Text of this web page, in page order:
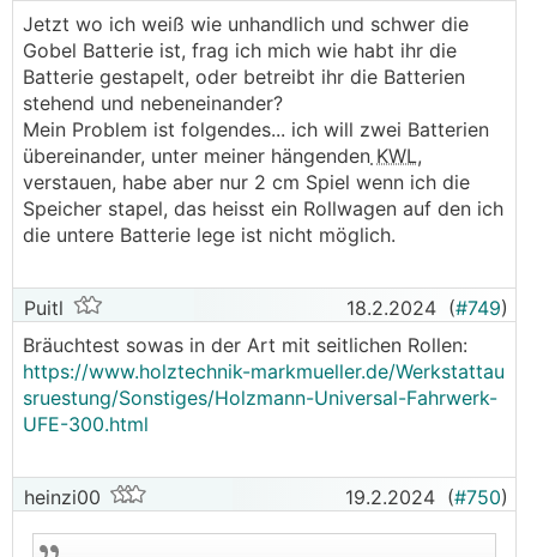
Jetzt wo ich weiß wie unhandlich und schwer die
Gobel Batterie ist, frag ich mich wie habt ihr die
Batterie gestapelt, oder betreibt ihr die Batterien
stehend und nebeneinander?
Mein Problem ist folgendes... ich will zwei Batterien
übereinander, unter meiner hängenden KWL,
verstauen, habe aber nur 2 cm Spiel wenn ich die
Speicher stapel, das heisst ein Rollwagen auf den ich
die untere Batterie lege ist nicht möglich.
Puitl 18.2.2024 (#749)
Bräuchtest sowas in der Art mit seitlichen Rollen:
https://www.holztechnik-markmueller.de/Werkstattau
sruestung/Sonstiges/Holzmann-Universal-Fahrwerk-
UFE-300.html
heinzi00 19.2.2024 (#750)